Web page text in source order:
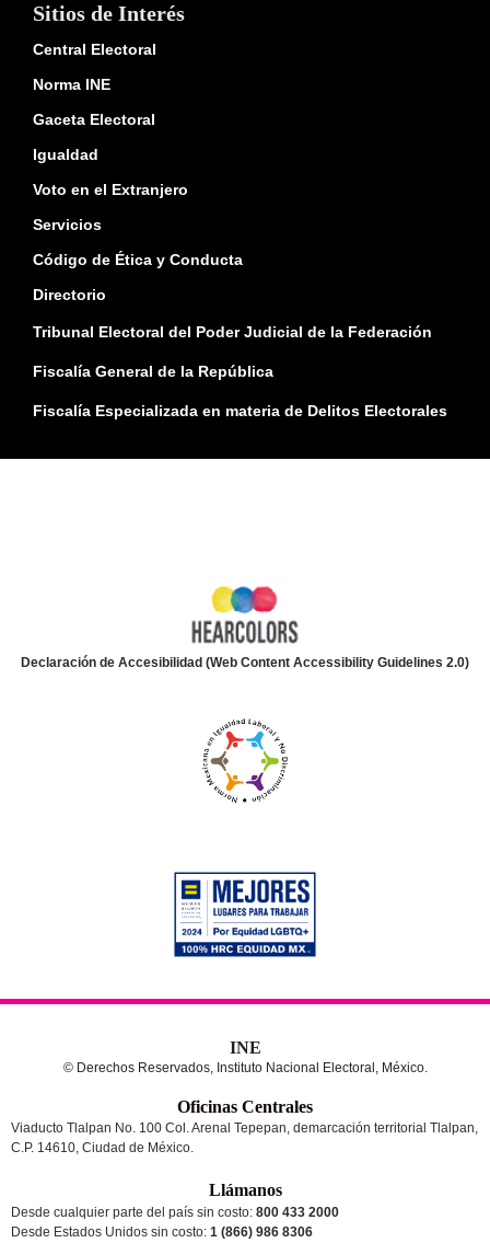
Sitios de Interés
Central Electoral
Norma INE
Gaceta Electoral
Igualdad
Voto en el Extranjero
Servicios
Código de Ética y Conducta
Directorio
Tribunal Electoral del Poder Judicial de la Federación
Fiscalía General de la República
Fiscalía Especializada en materia de Delitos Electorales
Declaración de Accesibilidad (Web Content Accessibility Guidelines 2.0)
INE
© Derechos Reservados, Instituto Nacional Electoral, México.
Oficinas Centrales
Viaducto Tlalpan No. 100 Col. Arenal Tepepan, demarcación territorial Tlalpan,
C.P. 14610, Ciudad de México.
Llámanos
Desde cualquier parte del país sin costo: 800 433 2000
Desde Estados Unidos sin costo: 1 (866) 986 8306